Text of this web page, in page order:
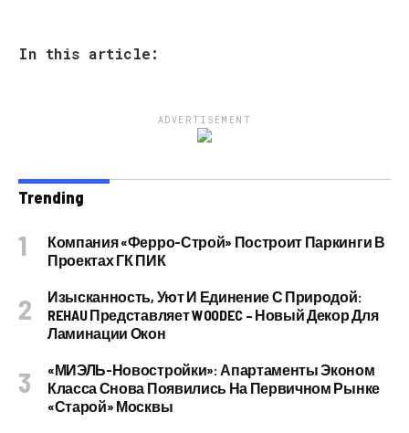
In this article:
ADVERTISEMENT
Trending
Компания «Ферро-Строй» Построит Паркинги В
Проектах ГК ПИК
Изысканность, Уют И Единение С Природой:
REHAU Представляет WOODEC – Новый Декор Для
Ламинации Окон
«МИЭЛЬ-Новостройки»: Апартаменты Эконом
Класса Снова Появились На Первичном Рынке
«старой» Москвы